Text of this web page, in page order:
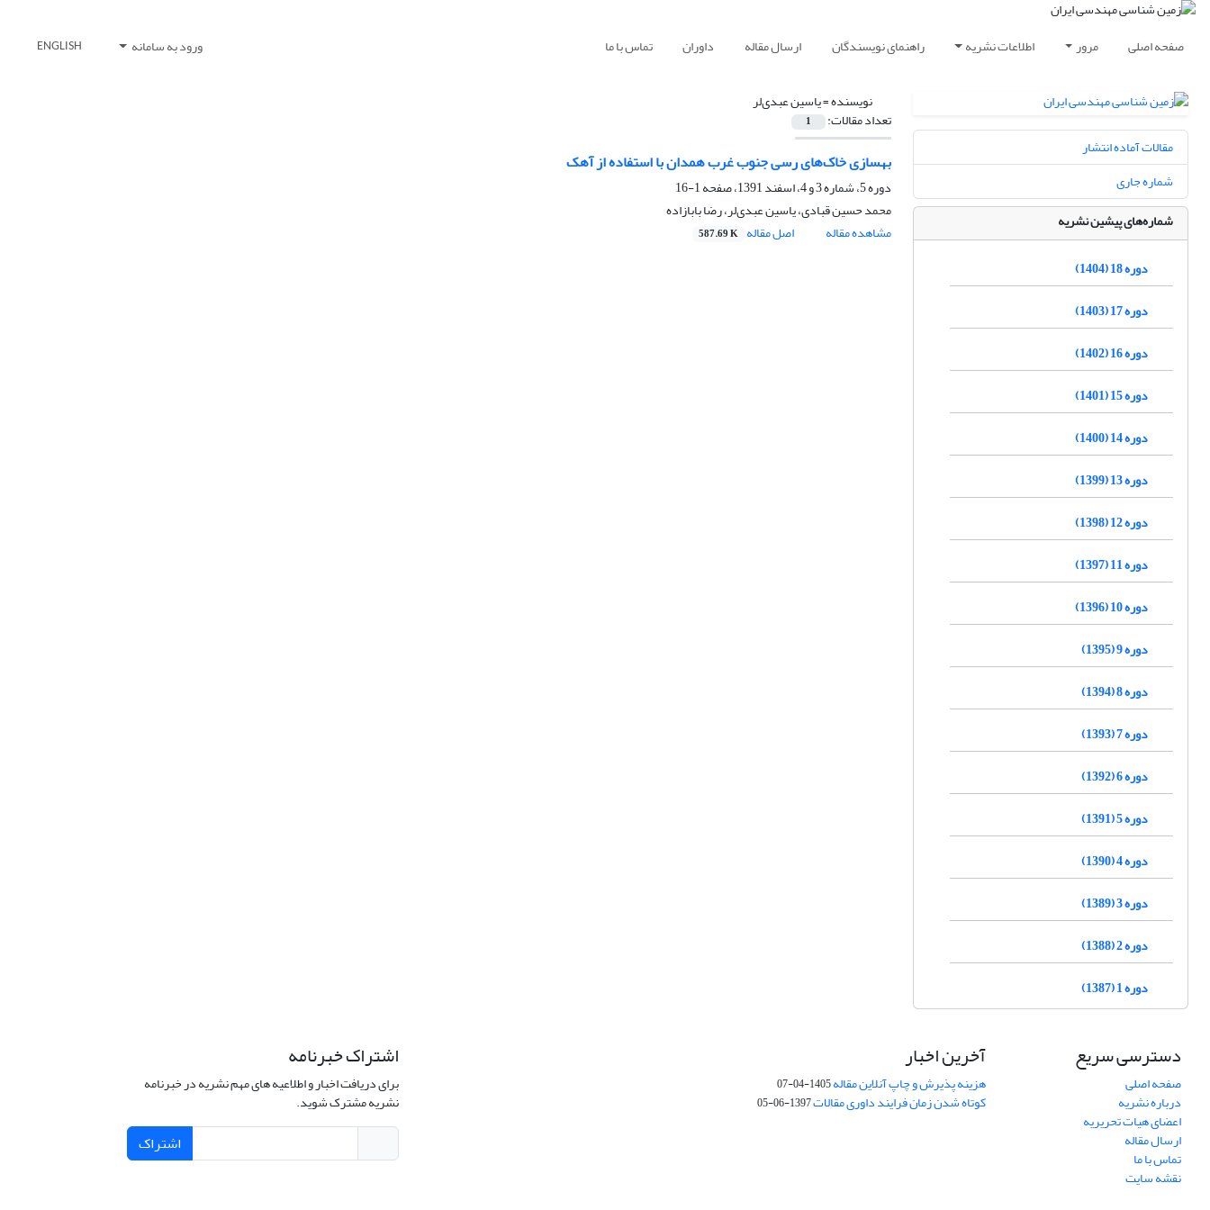
صفحه اصلی مرور اطلاعات نشریه راهنمای نویسندگان ارسال مقاله داوران تماس با ما ورود به سامانه ENGLISH
نویسنده =یاسین عبدی‌لر
تعداد مقالات: 1
بهسازی خاک‌های رسی جنوب غرب همدان با استفاده از آهک
دوره 5، شماره 3 و 4، اسفند 1391، صفحه
1-16
محمد حسین قبادی، یاسین عبدی‌لر، رضا بابازاده
مشاهده مقاله
اصل مقاله 587.69 K
مقالات آماده انتشار
شماره جاری
شماره‌های پیشین نشریه
دوره 18 (1404)
دوره 17 (1403)
دوره 16 (1402)
دوره 15 (1401)
دوره 14 (1400)
دوره 13 (1399)
دوره 12 (1398)
دوره 11 (1397)
دوره 10 (1396)
دوره 9 (1395)
دوره 8 (1394)
دوره 7 (1393)
دوره 6 (1392)
دوره 5 (1391)
دوره 4 (1390)
دوره 3 (1389)
دوره 2 (1388)
دوره 1 (1387)
دسترسی سریع
صفحه اصلی
درباره نشریه
اعضای هیات تحریریه
ارسال مقاله
تماس با ما
نقشه سایت
آخرین اخبار
هزینه پذیرش و چاپ آنلاین مقاله1405-04-07
کوتاه شدن زمان فرایند داوری مقالات1397-06-05
اشتراک خبرنامه
برای دریافت اخبار و اطلاعیه های مهم نشریه در خبرنامه
نشریه مشترک شوید.
اشتراک